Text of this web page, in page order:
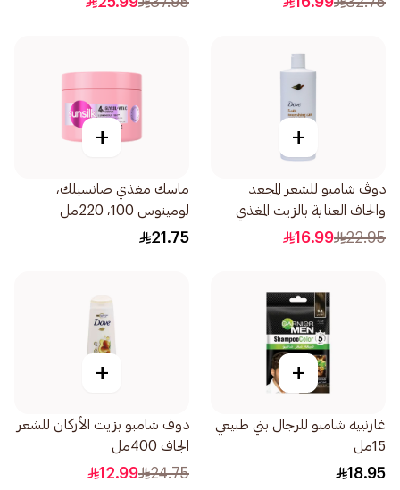
+
دوڤ شامبو للشعر المجعد
والجاف العناية بالزيت المغذي
22.95
16.99
+
ماسك مغذي صانسيلك،
لومينوس 100، 220مل
21.75
+
غارنييه شامبو للرجال بني طبيعي
15مل
18.95
+
دوف شامبو بزيت الأركان للشعر
الجاف 400مل
24.75
12.99